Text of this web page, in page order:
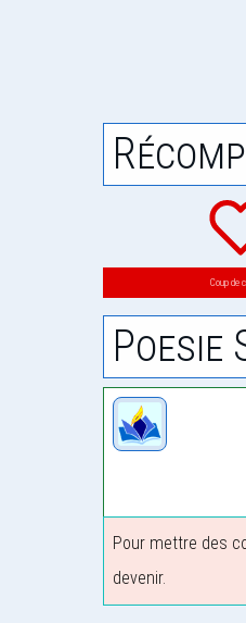
Coup de
Poesie
Pour mettre des
devenir.